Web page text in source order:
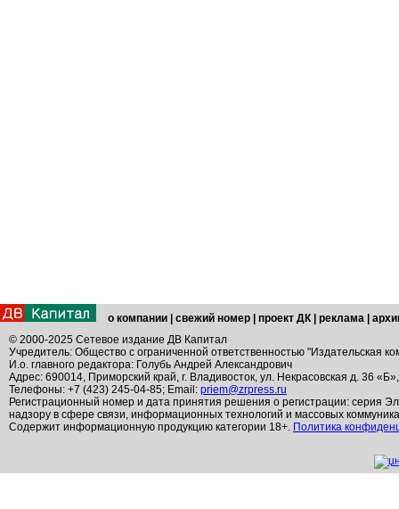
о компании свежий номер проект ДК реклама
© 2000-2025 Сетевое издание ДВ Капитал
Учредитель: Общество с ограниченной ответственностью "Издательская
И.о. главного редактора: Голубь Андрей Александрович
Адрес: 690014, Приморский край, г. Владивосток, ул. Некрасовская д. 36
Телефоны: +7 (423) 245-04-85; Email: priem@zrpress.ru
Регистрационный номер и дата принятия решения о регистрации: серия
надзору в сфере связи, информационных технологий и массовых
Содержит информационную продукцию категории 18+. Политика